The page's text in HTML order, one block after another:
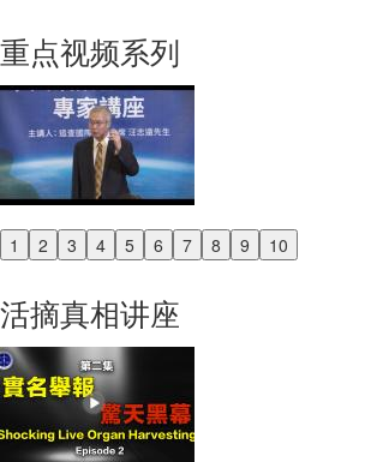
重点视频系列
1 2 3 4 5 6 7 8 9 10
Previous
活摘真相讲座